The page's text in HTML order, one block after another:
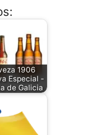
1906
Especial -
de Galicia